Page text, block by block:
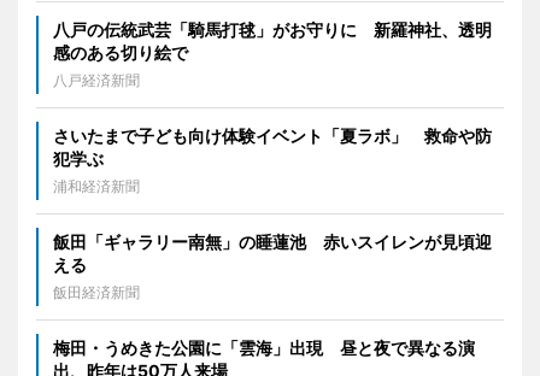
八戸の伝統武芸「騎馬打毬」がお守りに 新羅神社、透明
感のある切り絵で
八戸経済新聞
さいたまで子ども向け体験イベント「夏ラボ」 救命や防
犯学ぶ
浦和経済新聞
飯田「ギャラリー南無」の睡蓮池 赤いスイレンが見頃迎
える
飯田経済新聞
梅田・うめきた公園に「雲海」出現 昼と夜で異なる演
出、昨年は50万人来場